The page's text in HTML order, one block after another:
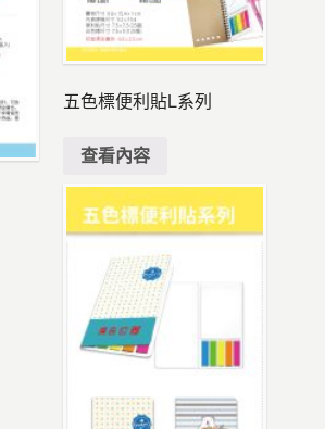
五色標便利貼L系列
查看內容